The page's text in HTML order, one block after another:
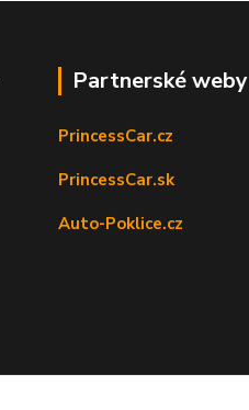
Partnerské weby
PrincessCar.cz
PrincessCar.sk
Auto-Poklice.cz